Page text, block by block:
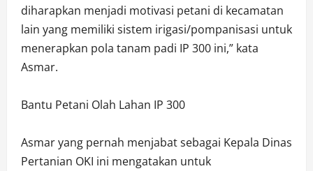
diharapkan menjadi motivasi petani di kecamatan
lain yang memiliki sistem irigasi/pompanisasi untuk
menerapkan pola tanam padi IP 300 ini,” kata
Asmar.
Bantu Petani Olah Lahan IP 300
Asmar yang pernah menjabat sebagai Kepala Dinas
Pertanian OKI ini mengatakan untuk